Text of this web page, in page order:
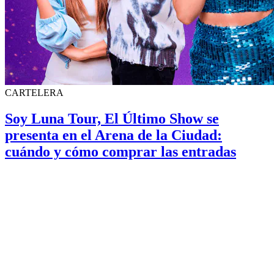
CARTELERA
Soy Luna Tour, El Último Show se
presenta en el Arena de la Ciudad:
cuándo y cómo comprar las entradas